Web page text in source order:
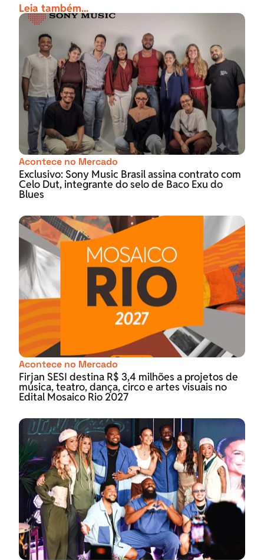
Leia também...
Acontece no Mercado
Exclusivo: Sony Music Brasil assina contrato com
Celo Dut, integrante do selo de Baco Exu do
Blues
Acontece no Mercado
Firjan SESI destina R$ 3,4 milhões a projetos de
música, teatro, dança, circo e artes visuais no
Edital Mosaico Rio 2027